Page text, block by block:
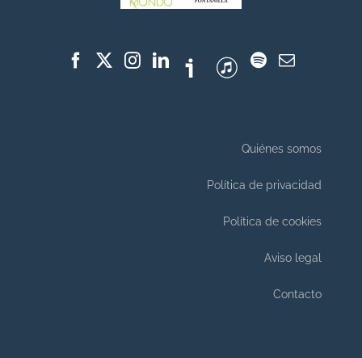
Quiénes somos
Política de privacidad
Política de cookies
Aviso legal
Contacto